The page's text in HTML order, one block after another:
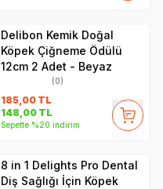
Delibon Kemik Doğal
Köpek Çiğneme Ödülü
12cm 2 Adet - Beyaz
(0)
185,00 TL
148,00 TL
Sepette %20 indirim
8 in 1 Delights Pro Dental
Diş Sağlığı İçin Köpek